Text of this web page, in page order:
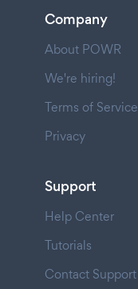
Company
About POWR
We're hiring!
Terms of Service
Privacy
Support
Help Center
Tutorials
Contact Support